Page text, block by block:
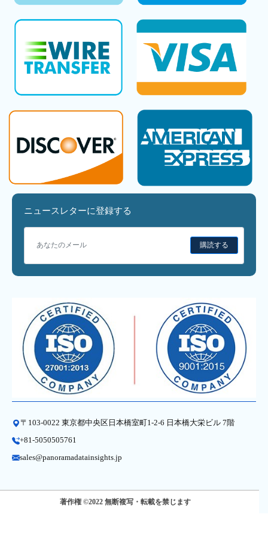
ニュースレターに登録する
購読する
〒103-0022 東京都中央区日本橋室町1-2-6 日本橋大栄ビル 7階
+81-5050505761
sales@panoramadatainsights.jp
著作権 ©2022 無断複写・転載を禁じます